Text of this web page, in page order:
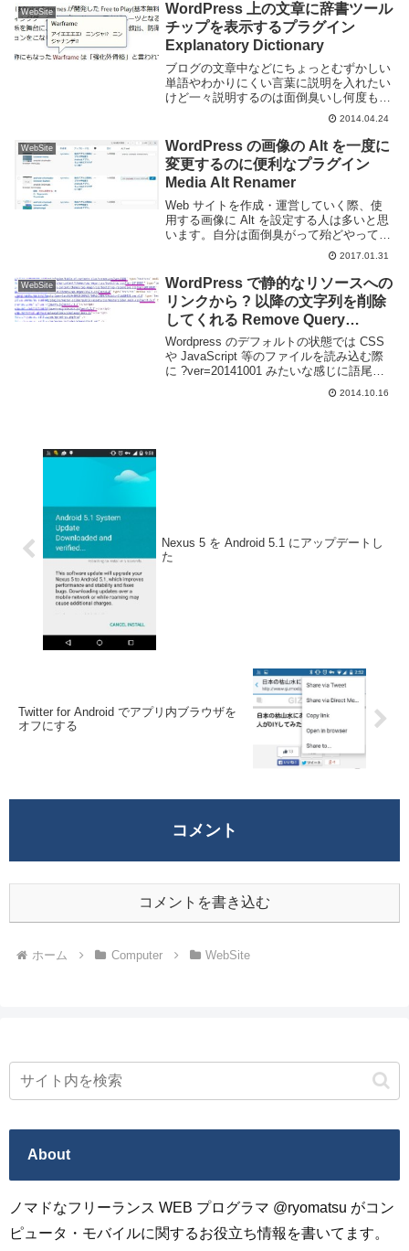
WebSite
WordPress 上の文章に辞書ツール
チップを表示するプラグイン
Explanatory Dictionary
ブログの文章中などにちょっとむずかしい
単語やわかりにくい言葉に説明を入れたい
けど一々説明するのは面倒臭いし何度も出
てくるような言葉だとさらに大変。そうい
った時に便利なのが Explanatory
Dictionary というプラグインです。...
2014.04.24
WebSite
WordPress の画像の Alt を一度に
変更するのに便利なプラグイン
Media Alt Renamer
Web サイトを作成・運営していく際、使
用する画像に Alt を設定する人は多いと思
います。自分は面倒臭がって殆どやってい
ないのですが、SEO 的にもアクセシビリ
ティ的にもやっておいたほうが良いでしょ
う。Wordpress で画像の Alt...
2017.01.31
WebSite
WordPress で静的なリソースへの
リンクから ? 以降の文字列を削除
してくれる Remove Query
Strings From Static Resources
Wordpress のデフォルトの状態では CSS
や JavaScript 等のファイルを読み込む際
に ?ver=20141001 みたいな感じに語尾に
ついていると思う。これらがあるとキャッ
シュとして利用されない場合もあり、ペー
2014.10.16
Nexus 5 を Android 5.1 にアップデートし
た
Twitter for Android でアプリ内ブラウザを
オフにする
コメント
コメントを書き込む
ホーム Computer WebSite
About
ノマドなフリーランス WEB プログラマ @ryomatsu がコン
ピュータ・モバイルに関するお役立ち情報を書いてます。